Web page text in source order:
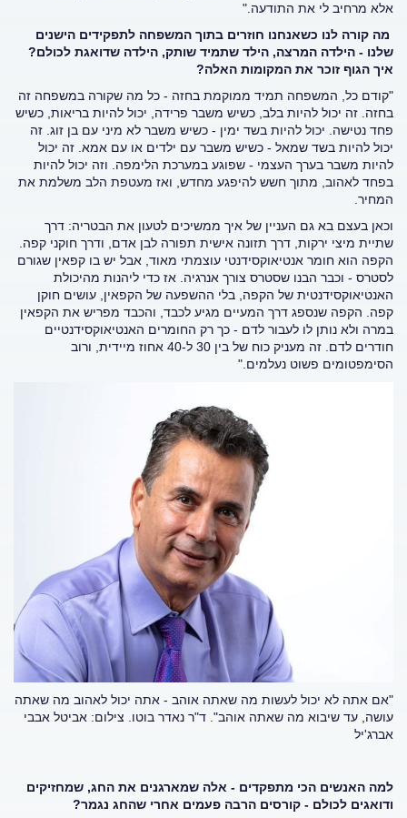
אלא מרחיב לי את התודעה."
מה קורה לנו כשאנחנו חוזרים בתוך המשפחה לתפקידים הישנים
שלנו - הילדה המרצה, הילד שתמיד שותק, הילדה שדואגת לכולם?
איך הגוף זוכר את המקומות האלה?
"קודם כל, המשפחה תמיד ממוקמת בחזה - כל מה שקורה במשפחה זה
בחזה. זה יכול להיות בלב, כשיש משבר פרידה, יכול להיות בריאות, כשיש
פחד נטישה. יכול להיות בשד ימין - כשיש משבר לא מיני עם בן זוג. זה
יכול להיות בשד שמאל - כשיש משבר עם ילדים או עם אמא. זה יכול
להיות משבר בערך העצמי - שפוגע במערכת הלימפה. וזה יכול להיות
בפחד לאהוב, מתוך חשש להיפגע מחדש, ואז מעטפת הלב משלמת את
המחיר.
וכאן בעצם בא גם העניין של איך ממשיכים לטעון את הבטריה: דרך
שתיית מיצי ירקות, דרך תזונה אישית תפורה לבן אדם, ודרך חוקני קפה.
הקפה הוא חומר אנטיאוקסידנטי עוצמתי מאוד, אבל יש בו קפאין שגורם
לסטרס - וכבר הבנו שסטרס צורך אנרגיה. אז כדי ליהנות מהיכולת
האנטיאוקסידנטית של הקפה, בלי ההשפעה של הקפאין, עושים חוקן
קפה. הקפה שנספג דרך המעיים מגיע לכבד, והכבד מפריש את הקפאין
במרה ולא נותן לו לעבור לדם - כך רק החומרים האנטיאוקסידנטיים
חודרים לדם. זה מעניק כוח של בין 30 ל-40 אחוז מיידית, ורוב
הסימפטומים פשוט נעלמים."
"אם אתה לא יכול לעשות מה שאתה אוהב - אתה יכול לאהוב מה שאתה
עושה, עד שיבוא מה שאתה אוהב". ד"ר נאדר בוטו. צילום: אביטל אבבי
אברג'יל
למה האנשים הכי מתפקדים - אלה שמארגנים את החג, שמחזיקים
ודואגים לכולם - קורסים הרבה פעמים אחרי שהחג נגמר?